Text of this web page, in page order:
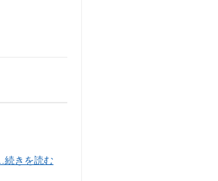
…続きを読む